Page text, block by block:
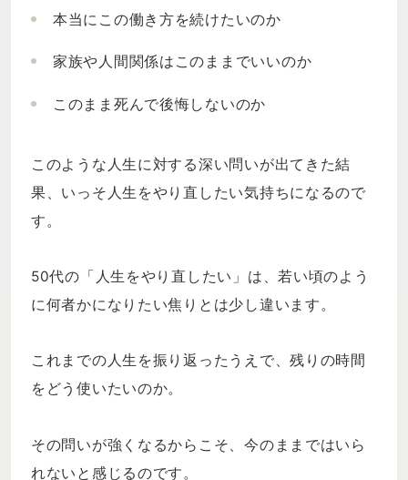
本当にこの働き方を続けたいのか
家族や人間関係はこのままでいいのか
このまま死んで後悔しないのか
このような人生に対する深い問いが出てきた結
果、いっそ人生をやり直したい気持ちになるので
す。
50代の「人生をやり直したい」は、若い頃のよう
に何者かになりたい焦りとは少し違います。
これまでの人生を振り返ったうえで、残りの時間
をどう使いたいのか。
その問いが強くなるからこそ、今のままではいら
れないと感じるのです。